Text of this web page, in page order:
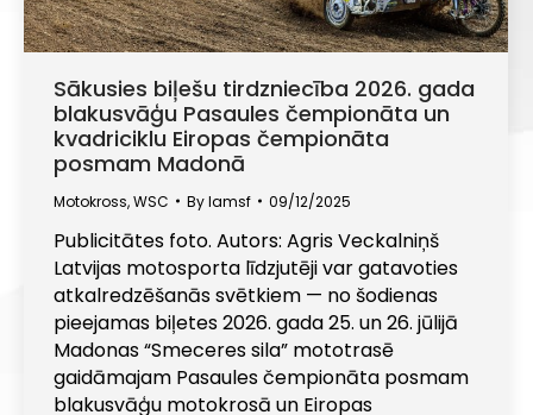
Sākusies biļešu tirdzniecība 2026. gada
blakusvāģu Pasaules čempionāta un
kvadriciklu Eiropas čempionāta
posmam Madonā
Motokross,WSC Bylamsf 09/12/2025
Publicitātes foto. Autors: Agris Veckalniņš
Latvijas motosporta līdzjutēji var gatavoties
atkalredzēšanās svētkiem — no šodienas
pieejamas biļetes 2026. gada 25. un 26. jūlijā
Madonas “Smeceres sila” mototrasē
gaidāmajam Pasaules čempionāta posmam
blakusvāģu motokrosā un Eiropas